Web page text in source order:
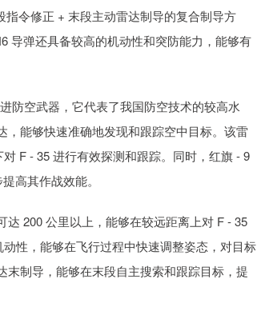
令修正 + 末段主动雷达制导的复合制导方
导弹还具备较高的机动性和突防能力，能够有
防空武器，它代表了我国防空技术的较高水
能够快速准确地发现和跟踪空中目标。该雷
F - 35 进行有效探测和跟踪。同时，红旗 - 9
高其作战效能。
200 公里以上，能够在较远距离上对 F - 35
性，能够在飞行过程中快速调整姿态，对目标
制导，能够在末段自主搜索和跟踪目标，提